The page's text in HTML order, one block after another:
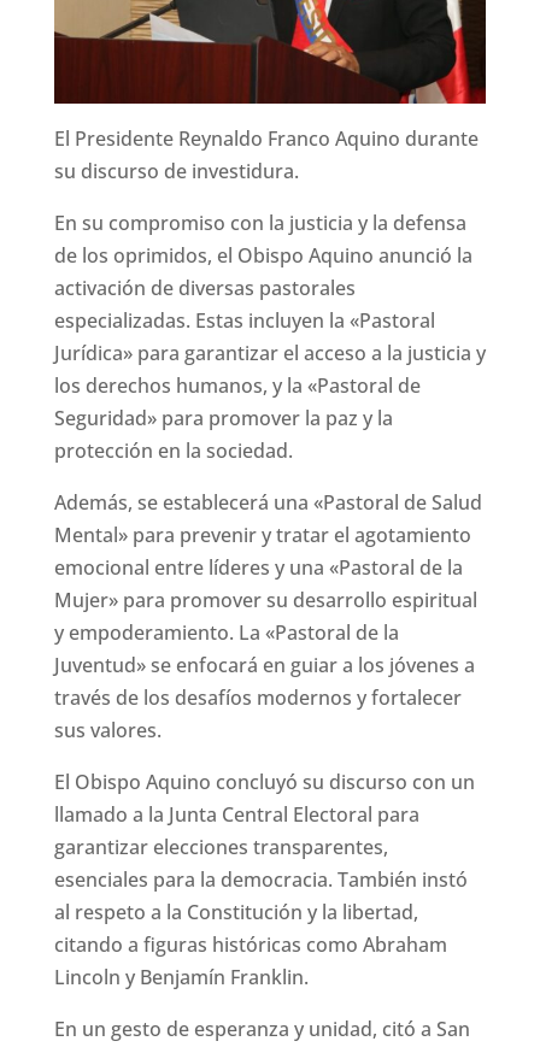
El Presidente Reynaldo Franco Aquino durante
su discurso de investidura.
En su compromiso con la justicia y la defensa
de los oprimidos, el Obispo Aquino anunció la
activación de diversas pastorales
especializadas. Estas incluyen la «Pastoral
Jurídica» para garantizar el acceso a la justicia y
los derechos humanos, y la «Pastoral de
Seguridad» para promover la paz y la
protección en la sociedad.
Además, se establecerá una «Pastoral de Salud
Mental» para prevenir y tratar el agotamiento
emocional entre líderes y una «Pastoral de la
Mujer» para promover su desarrollo espiritual
y empoderamiento. La «Pastoral de la
Juventud» se enfocará en guiar a los jóvenes a
través de los desafíos modernos y fortalecer
sus valores.
El Obispo Aquino concluyó su discurso con un
llamado a la Junta Central Electoral para
garantizar elecciones transparentes,
esenciales para la democracia. También instó
al respeto a la Constitución y la libertad,
citando a figuras históricas como Abraham
Lincoln y Benjamín Franklin.
En un gesto de esperanza y unidad, citó a San